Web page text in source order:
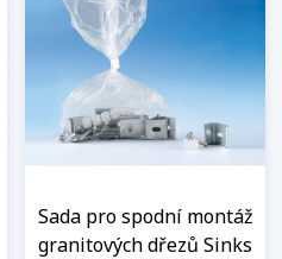
Sada pro spodní montáž
granitových dřezů Sinks